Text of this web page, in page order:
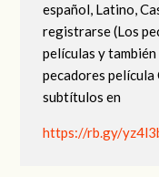
español, Latino,
registrarse (Los
películas y
pecadores película
subtítulos en
https://rb.gy/